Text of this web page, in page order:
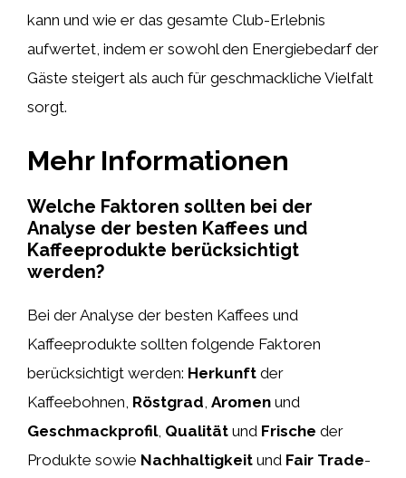
kann und wie er das gesamte Club-Erlebnis
aufwertet, indem er sowohl den Energiebedarf der
Gäste steigert als auch für geschmackliche Vielfalt
sorgt.
Mehr Informationen
Welche Faktoren sollten bei der
Analyse der besten Kaffees und
Kaffeeprodukte berücksichtigt
werden?
Bei der Analyse der besten Kaffees und
Kaffeeprodukte sollten folgende Faktoren
berücksichtigt werden: Herkunft der
Kaffeebohnen, Röstgrad Aromen und
Geschmackprofil, Qualität und Frische der
Produkte sowie Nachhaltigkeit und Fair Trade-